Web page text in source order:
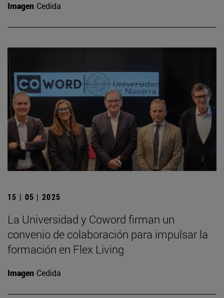
Imagen Cedida
15 | 05 | 2025
La Universidad y Coword firman un
convenio de colaboración para impulsar la
formación en Flex Living
Imagen Cedida